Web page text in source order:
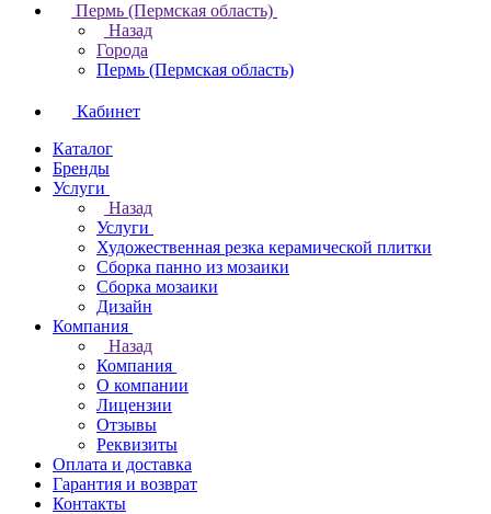
Пермь (Пермская область)
Назад
Города
Пермь (Пермская область)
Кабинет
Каталог
Бренды
Услуги
Назад
Услуги
Художественная резка керамической плитки
Сборка панно из мозаики
Сборка мозаики
Дизайн
Компания
Назад
Компания
О компании
Лицензии
Отзывы
Реквизиты
Оплата и доставка
Гарантия и возврат
Контакты